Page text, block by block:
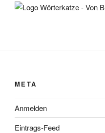
META
Anmelden
Eintrags-Feed